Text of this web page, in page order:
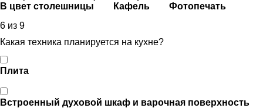
В цвет столешницы Кафель
Фотопечать
6 из 9
Какая техника планируется на кухне?
Плита
Встроенный духовой шкаф и варочная поверхность